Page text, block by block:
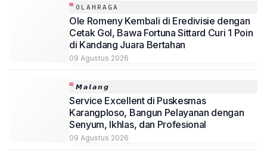
OLAHRAGA
Ole Romeny Kembali di Eredivisie dengan
Cetak Gol, Bawa Fortuna Sittard Curi 1 Poin
di Kandang Juara Bertahan
09 Agustus 2026
𝙈𝙖𝙡𝙖𝙣𝙜
Service Excellent di Puskesmas
Karangploso, Bangun Pelayanan dengan
Senyum, Ikhlas, dan Profesional
09 Agustus 2026